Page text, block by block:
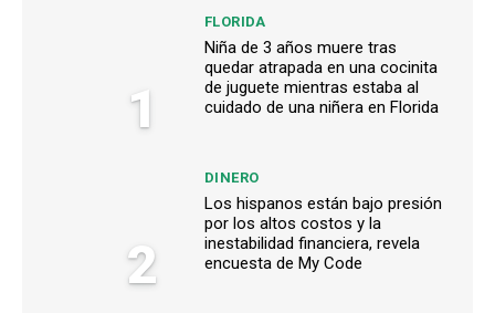
1
FLORIDA
Niña de 3 años muere tras
quedar atrapada en una cocinita
de juguete mientras estaba al
cuidado de una niñera en Florida
2
DINERO
Los hispanos están bajo presión
por los altos costos y la
inestabilidad financiera, revela
encuesta de My Code